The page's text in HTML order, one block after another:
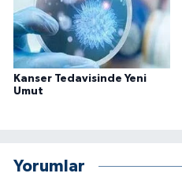
Kanser Tedavisinde Yeni
Umut
Yorumlar